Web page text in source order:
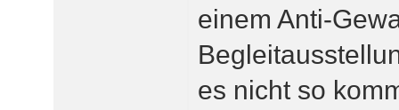
einem Anti-
es nicht so